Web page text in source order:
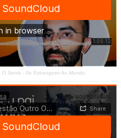
O Sentir - Se Estrangeiro Ao Mundo